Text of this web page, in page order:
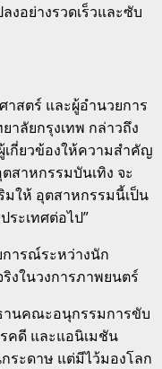
อย่างรวดเร็วและซับ
สตร์ และผู้อำนวยการ
ลัยกรุงเทพ กล่าวถึง
กี่ยวข้องให้ความสำคัญ
สาหกรรมบันเทิง จะ
มให้ อุตสาหกรรมนี้เป็น
ะเทศต่อไป”
การณ์ระหว่างนัก
งในวงการภาพยนตร์
านคณะอนุกรรมการขับ
คดี และแอนิเมชัน
ระดาษ แต่มีไว้มองโลก